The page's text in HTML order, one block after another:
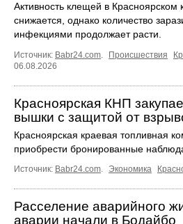
Активность клещей в Красноярском
снижается, однако количество
инфекциями продолжает расти.
Источник: Babr24.com Происшествия
06.08.2026
Красноярская КНП
вышки с защитой от
Красноярская краевая топливная
приобрести бронированные
Источник: Babr24.com Экономика
Расселение аварийного
аварии начали в Бодайбо